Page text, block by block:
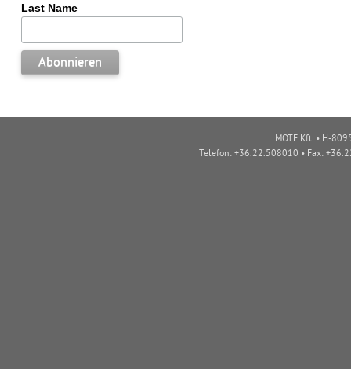
Last Name
MOTE Kft. • H-
Telefon: +36.22.508010 • Fax: